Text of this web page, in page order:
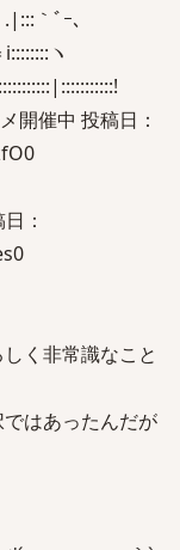
｀ﾞｰ､
ヽ
開催中 投稿日：
：
く非常識なこと
ったんだが